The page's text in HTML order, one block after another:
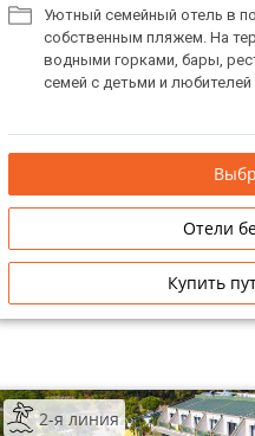
Уютный семейный отель в
собственным пляжем. На
водными горками, бары,
семей с детьми и
Отели
Купить
2-я линия